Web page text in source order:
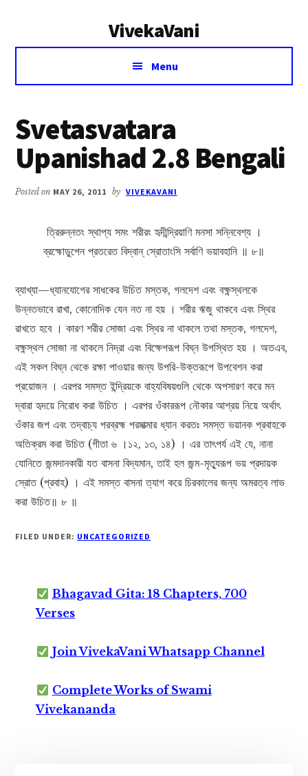
VivekaVani
Voice
Vivekananda
Menu
Svetasvatara
Upanishad 2.8 Bengali
Posted on MAY 26, 2011 by VIVEKAVANI
ত্রিরুন্নতং স্থাপ্য সমং শরীরং হৃদীন্দ্রিয়াণি মনসা সন্নিবেশ্য ।
ব্রহ্মোড়ুপেন প্রতরেত বিদ্বান্ স্রোতাংসি সর্বাণি ভয়াবহানি ॥ ৮॥
ব্যাখ্যা—ধ্যানযোগের সাধকের উচিত মস্তক, গলদেশ এবং বক্ষন্স্থলকে
উন্নতভাবে রাখা, কোনোদিক যেন নত না হয় । শরীর ঋজু থাকবে এবং স্থির
রাখতে হবে । কারণ শরীর সোজা এবং স্থির না থাকলে তথা মস্তক, গলদেশ,
বক্ষন্স্থল সোজা না থাকলে নিদ্রা এবং বিক্ষেপরূপ বিঘ্ন উপস্থিত হয় । অতএব,
এই সকল বিঘ্ন থেকে রক্ষা পাওয়ার জন্য উপরি-উক্তরূপে উপবেশন করা
প্রয়োজন । এরপর সমস্ত ইন্দ্রিয়কে বাহ্যবিষয়গুলি থেকে অপসারণ করে মন
দ্বারা হৃদয়ে নিরোধ করা উচিত । এরপর ওঁকাররূপ নৌকার আশ্রয় নিয়ে অর্থাৎ
ওঁকার জপ এবং তদ্বাচ্য পরব্রহ্ম পরমাত্মার ধ্যান করতঃ সমস্ত ভয়ানক প্রবাহকে
অতিক্রম করা উচিত (গীতা ৬ ।১২, ১৩, ১৪) । এর তাৎপর্য এই যে, নানা
যোনিতে জন্মদানকারী যত বাসনা বিদ্যমান, তাই হল জন্ম-মৃত্যুরূপ ভয় প্রদায়ক
স্রোত (প্রবাহ) । এই সমস্ত বাসনা ত্যাগ করে চিরকালের জন্য অমরত্ব লাভ
করা উচিত॥ ৮ ॥
FILED UNDER: UNCATEGORIZED
Bhagavad Gita: 18 Chapters, 700
Verses
Join VivekaVani Whatsapp Channel
Complete Works of Swami
Vivekananda